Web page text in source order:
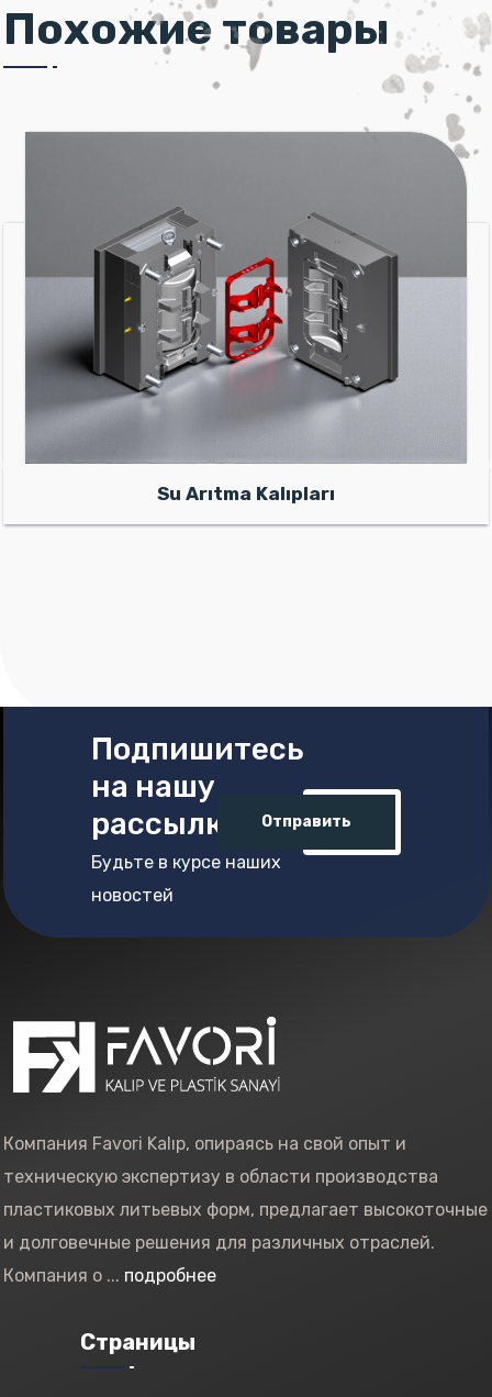
Похожие товары
Su Arıtma Kalıpları
Подпишитесь
на нашу
рассылку
Будьте в курсе наших
новостей
Отправить
Компания Favori Kalıp, опираясь на свой опыт и
техническую экспертизу в области производства
пластиковых литьевых форм, предлагает высокоточные
и долговечные решения для различных отраслей.
Компания о ... подробнее
Страницы